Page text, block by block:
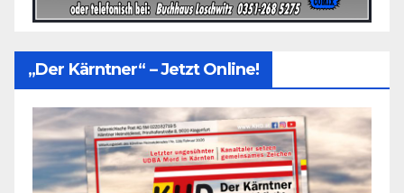
„Der Kärntner“ – Jetzt Online!